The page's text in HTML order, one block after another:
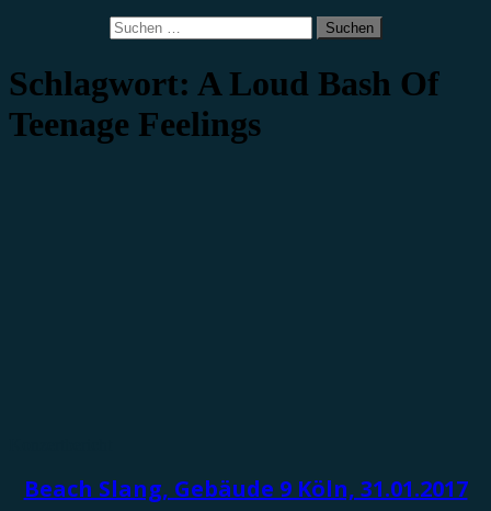
Suchen
nach:
Schlagwort: A Loud Bash Of
Teenage Feelings
Beach Slang, Gebäude 9 Köln, 31.01.2017